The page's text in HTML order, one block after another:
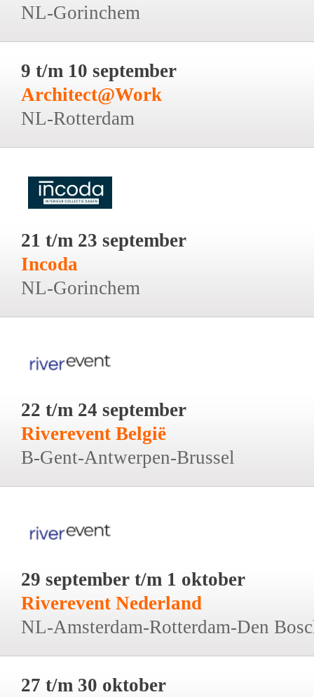
NL-Gorinchem
9 t/m 10 september
Architect@Work
NL-Rotterdam
21 t/m 23 september
Incoda
NL-Gorinchem
22 t/m 24 september
Riverevent België
B-Gent-Antwerpen-Brussel
29 september t/m 1 oktober
Riverevent Nederland
NL-Amsterdam-Rotterdam-Den
27 t/m 30 oktober